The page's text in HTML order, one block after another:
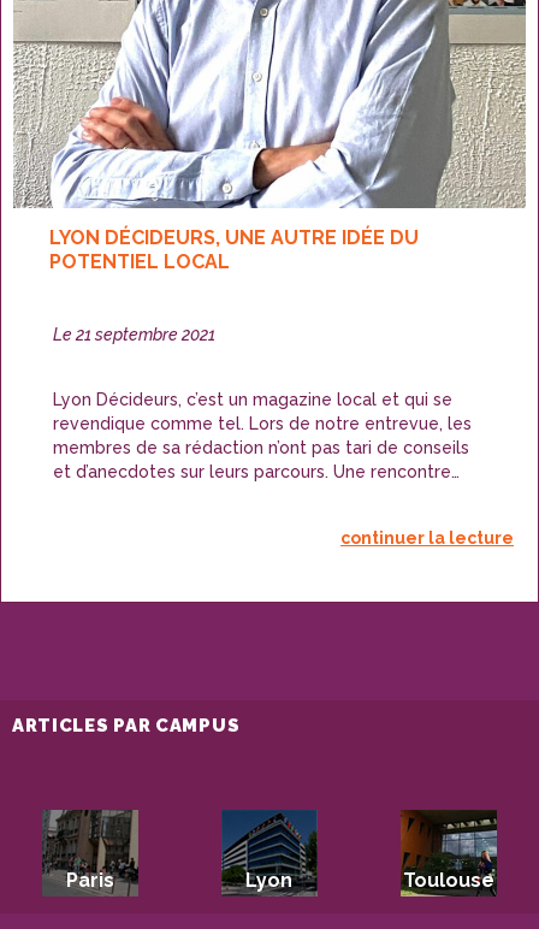
LYON DÉCIDEURS, UNE AUTRE IDÉE DU
POTENTIEL LOCAL
Publié
Le21 septembre 2021
Lyon Décideurs, c’est un magazine local et qui se
revendique comme tel. Lors de notre entrevue, les
membres de sa rédaction n’ont pas tari de conseils
et d’anecdotes sur leurs parcours. Une rencontre
continuer la lecture
ARTICLES PAR CAMPUS
Paris Lyon Toulouse